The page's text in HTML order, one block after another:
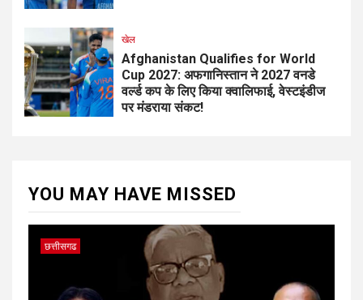
खेल
Afghanistan Qualifies for World
Cup 2027: अफगानिस्तान ने 2027 वनडे
वर्ल्ड कप के लिए किया क्वालिफाई, वेस्टइंडीज
पर मंडराया संकट!
YOU MAY HAVE MISSED
छत्तीसगढ